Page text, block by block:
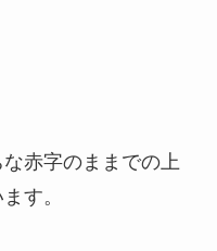
赤字のままでの上
す。